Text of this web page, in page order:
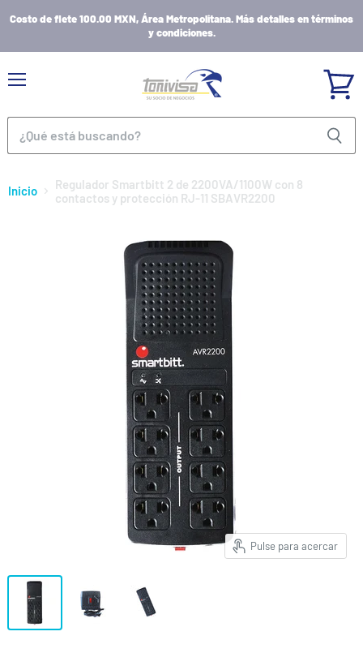
Costo de flete 100.00 MXN, Área Metropolitana. Más detalles en términos
y condiciones.
carrito
Inicio
Regulador Smartbitt 2 de 2200VA/1100W con 8
contactos y protección RJ-11 SBAVR2200
Pulse para acercar